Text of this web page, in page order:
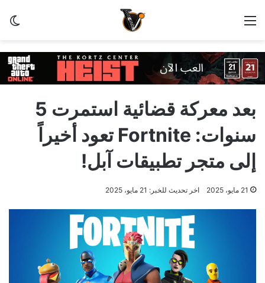
القائمة
بعد معركة قضائية استمرت 5
سنوات: Fortnite تعود أخيراً
إلى متجر تطبيقات آبل!
21 مايو، 2025 اخر تحديث للخبر: 21 مايو، 2025